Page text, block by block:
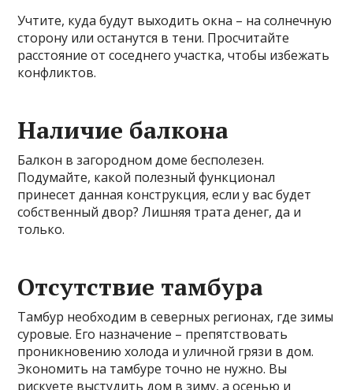
Учтите, куда будут выходить окна – на солнечную
сторону или останутся в тени. Просчитайте
расстояние от соседнего участка, чтобы избежать
конфликтов.
Наличие балкона
Балкон в загородном доме бесполезен.
Подумайте, какой полезный функционал
принесет данная конструкция, если у вас будет
собственный двор? Лишняя трата денег, да и
только.
Отсутствие тамбура
Тамбур необходим в северных регионах, где зимы
суровые. Его назначение – препятствовать
проникновению холода и уличной грязи в дом.
Экономить на тамбуре точно не нужно. Вы
рискуете выстудить дом в зиму, а осенью и